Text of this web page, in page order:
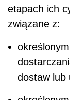
etapach ich
związane z:
dostaw lub